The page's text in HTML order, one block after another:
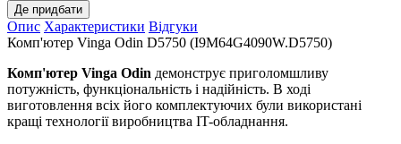
Де придбати
Опис Характеристики Відгуки
Комп'ютер Vinga Odin D5750 (I9M64G4090W.D5750)
Комп'ютер Vinga Odin демонструє приголомшливу
потужність, функціональність і надійність. В ході
виготовлення всіх його комплектуючих були використані
кращі технології виробництва IT-обладнання.